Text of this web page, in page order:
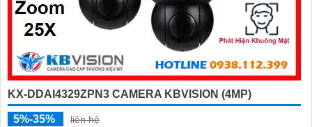
KX-DDAI4329ZPN3 CAMERA KBVISION (4MP)
5%-35%
liên hệ